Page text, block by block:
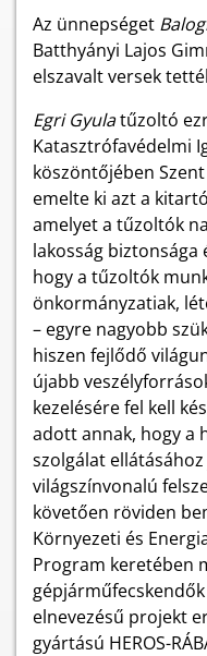
Az ünnepséget
Batthyányi Lajos
elszavalt versek
Egri Gyulatűzoltó
Katasztrófavédelmi
köszöntőjében
emelte ki azt a
amelyet a tűzoltók
lakosság biztonsága
hogy a tűzoltók
önkormányzatiak,
– egyre nagyobb
hiszen fejlődő
újabb
kezelésére fel kell
adott annak, hogy a
szolgálat
világszínvonalú
követően röviden
Környezeti és
Program keretében
elnevezésű projekt
gyártású HEROS-